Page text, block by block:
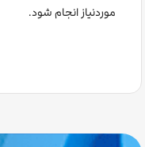
موردنیاز انجام شود.